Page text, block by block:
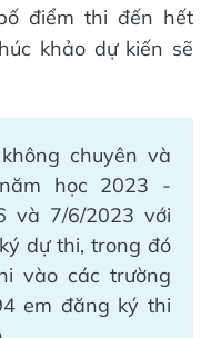
điểm thi đến hết
khảo dự kiến sẽ
chuyên và
học 2023 -
và 7/6/2023 với
dự thi, trong đó
vào các trường
em đăng ký thi